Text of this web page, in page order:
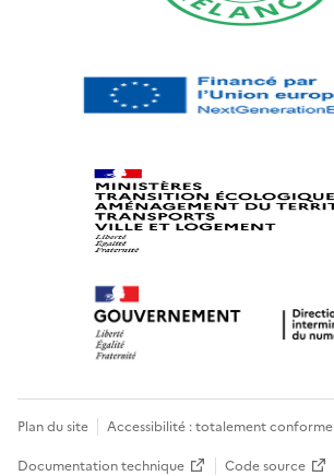
Plan du site Accessibilité : totalement conforme
Documentation technique
Code source